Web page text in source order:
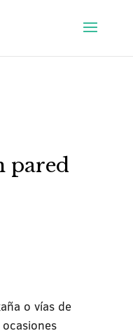
pared
o vías de